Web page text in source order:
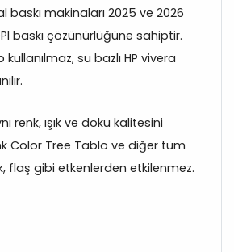
baskı makinaları 2025 ve 2026
baskı çözünürlüğüne sahiptir.
su bazlı HP vivera
renk, ışık ve doku kalitesini
Color Tree Tablo ve diğer tüm
flaş gibi etkenlerden etkilenmez.